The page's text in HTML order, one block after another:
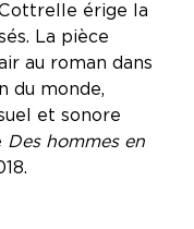
érige la
La pièce
au roman dans
du monde,
et sonore
Des hommes en